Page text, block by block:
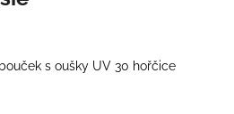
s oušky UV 30 hořčice